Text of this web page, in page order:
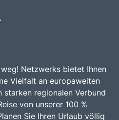
Netzwerks bietet Ihnen
Vielfalt an europaweiten
starken regionalen Verbund
von unserer 100 %
Sie Ihren Urlaub völlig